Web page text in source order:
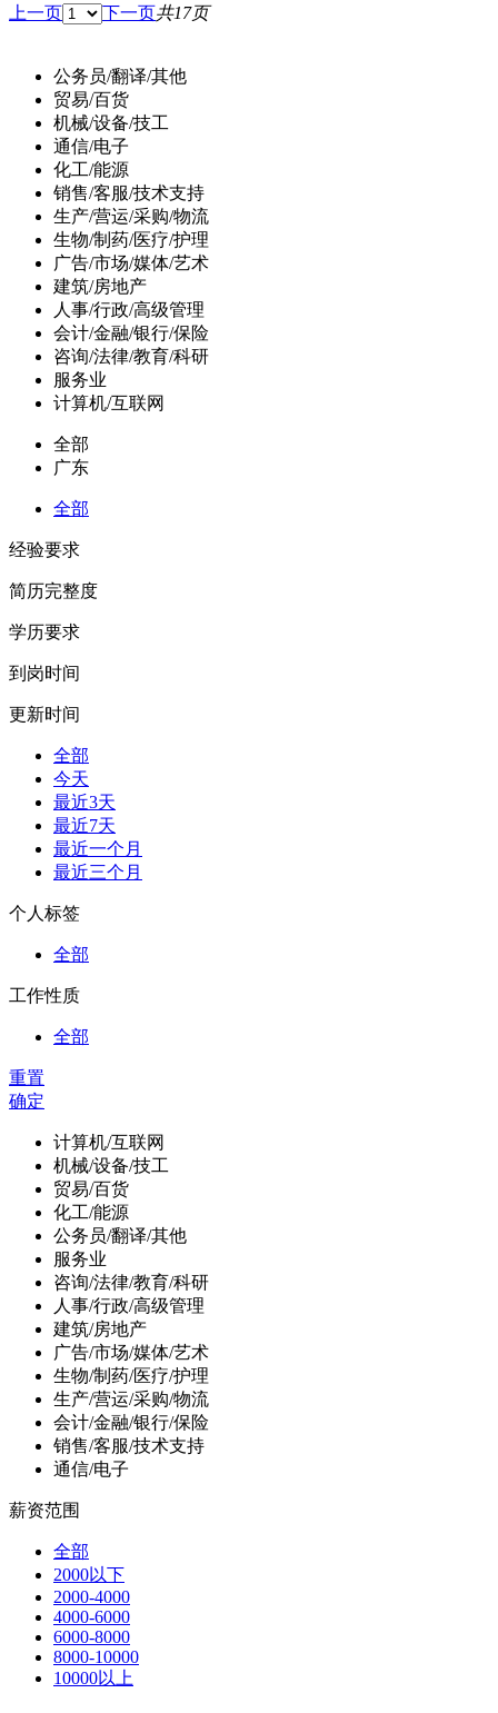
上一页
下一页共17页
公务员/翻译/其他
贸易/百货
机械/设备/技工
通信/电子
化工/能源
销售/客服/技术支持
生产/营运/采购/物流
生物/制药/医疗/护理
广告/市场/媒体/艺术
建筑/房地产
人事/行政/高级管理
会计/金融/银行/保险
咨询/法律/教育/科研
服务业
计算机/互联网
全部
广东
全部
经验要求
简历完整度
学历要求
到岗时间
更新时间
全部
今天
最近3天
最近7天
最近一个月
最近三个月
个人标签
全部
工作性质
全部
重置
确定
计算机/互联网
机械/设备/技工
贸易/百货
化工/能源
公务员/翻译/其他
服务业
咨询/法律/教育/科研
人事/行政/高级管理
建筑/房地产
广告/市场/媒体/艺术
生物/制药/医疗/护理
生产/营运/采购/物流
会计/金融/银行/保险
销售/客服/技术支持
通信/电子
薪资范围
全部
2000以下
2000-4000
4000-6000
6000-8000
8000-10000
10000以上